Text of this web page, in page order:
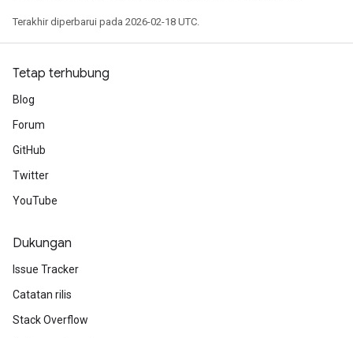
Terakhir diperbarui pada 2026-02-18 UTC.
Tetap terhubung
Blog
Forum
GitHub
Twitter
YouTube
Dukungan
Issue Tracker
Catatan rilis
Stack Overflow